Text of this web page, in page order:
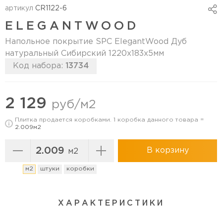
артикул CR1122-6
ELEGANTWOOD
Перейти в коллекцию
Напольное покрытие SPC ElegantWood Дуб
натуральный Сибирский 1220х183х5мм
Код набора: 13734
2 129 руб/м2
Плитка продается коробками. 1 коробка данного товара =
2.009м2
м2
м2 штуки коробки
В корзину
ХАРАКТЕРИСТИКИ